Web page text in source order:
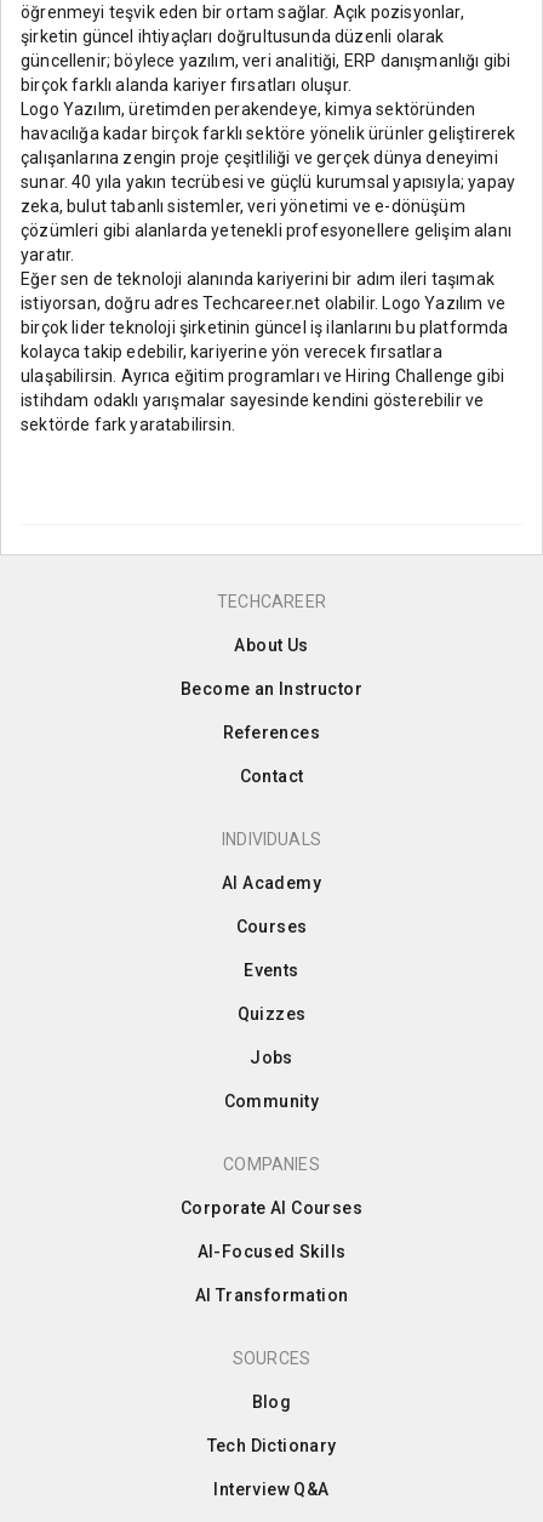
öğrenmeyi teşvik eden bir ortam sağlar. Açık pozisyonlar,
şirketin güncel ihtiyaçları doğrultusunda düzenli olarak
güncellenir; böylece yazılım, veri analitiği, ERP danışmanlığı gibi
birçok farklı alanda kariyer fırsatları oluşur.
Logo Yazılım, üretimden perakendeye, kimya sektöründen
havacılığa kadar birçok farklı sektöre yönelik ürünler geliştirerek
çalışanlarına zengin proje çeşitliliği ve gerçek dünya deneyimi
sunar. 40 yıla yakın tecrübesi ve güçlü kurumsal yapısıyla; yapay
zeka, bulut tabanlı sistemler, veri yönetimi ve e-dönüşüm
çözümleri gibi alanlarda yetenekli profesyonellere gelişim alanı
yaratır.
Eğer sen de teknoloji alanında kariyerini bir adım ileri taşımak
istiyorsan, doğru adres Techcareer.net olabilir. Logo Yazılım ve
birçok lider teknoloji şirketinin güncel iş ilanlarını bu platformda
kolayca takip edebilir, kariyerine yön verecek fırsatlara
ulaşabilirsin. Ayrıca eğitim programları ve Hiring Challenge gibi
istihdam odaklı yarışmalar sayesinde kendini gösterebilir ve
sektörde fark yaratabilirsin.
TECHCAREER
About Us
Become an Instructor
References
Contact
INDIVIDUALS
AI Academy
Courses
Events
Quizzes
Jobs
Community
COMPANIES
Corporate AI Courses
AI-Focused Skills
AI Transformation
SOURCES
Blog
Tech Dictionary
Interview Q&A